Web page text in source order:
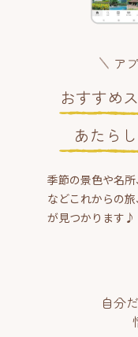
ア
おすすめ
あたら
季節の景色や名
などこれからの
が見つかります♪
自分